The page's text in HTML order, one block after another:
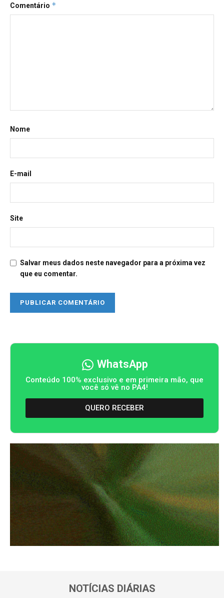
Comentário *
Nome
E-mail
Site
Salvar meus dados neste navegador para a próxima vez
que eu comentar.
WhatsApp
Conteúdo 100% exclusivo e em primeira mão, que
você só vê no PA4!
QUERO RECEBER
NOTÍCIAS DIÁRIAS